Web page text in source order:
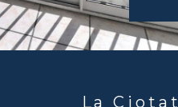
La Ciotat